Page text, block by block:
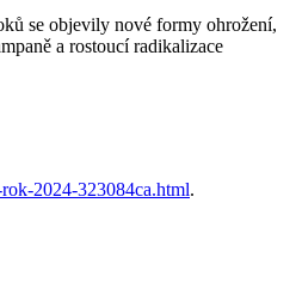
se objevily nové formy ohrožení,
a rostoucí radikalizace
2024-323084ca.html.